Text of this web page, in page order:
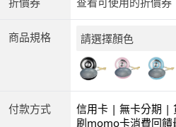
商品規格 請選擇顏色
付款方式
信用卡 | 無卡分期 |
商付款 | ATM | 銀聯
刷momo卡消費回饋